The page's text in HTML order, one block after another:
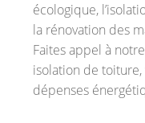
écologique,
la rénovation des
Faites appel à
isolation de
dépenses